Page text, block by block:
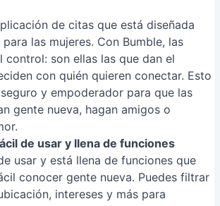
de citas que está diseñada
las mujeres. Con Bumble, las
control: son ellas las que dan el
con quién quieren conectar. Esto
y empoderador para que las
gente nueva, hagan amigos o
de usar y llena de funciones
usar y está llena de funciones que
conocer gente nueva. Puedes filtrar
intereses y más para